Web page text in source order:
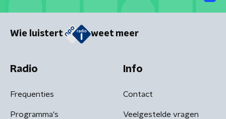
Wie luistert weet meer
Radio
Frequenties
Programma's
Info
Contact
Veelgestelde vragen